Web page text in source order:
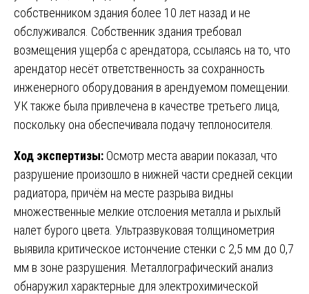
собственником здания более 10 лет назад и не
обслуживался. Собственник здания требовал
возмещения ущерба с арендатора, ссылаясь на то, что
арендатор несёт ответственность за сохранность
инженерного оборудования в арендуемом помещении.
УК также была привлечена в качестве третьего лица,
поскольку она обеспечивала подачу теплоносителя.
Ход экспертизы: Осмотр места аварии показал, что
разрушение произошло в нижней части средней секции
радиатора, причём на месте разрыва видны
множественные мелкие отслоения металла и рыхлый
налет бурого цвета. Ультразвуковая толщинометрия
выявила критическое истончение стенки с 2,5 мм до 0,7
мм в зоне разрушения. Металлографический анализ
обнаружил характерные для электрохимической